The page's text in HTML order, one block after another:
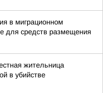
в миграционном
для средств размещения
жительница
в убийстве